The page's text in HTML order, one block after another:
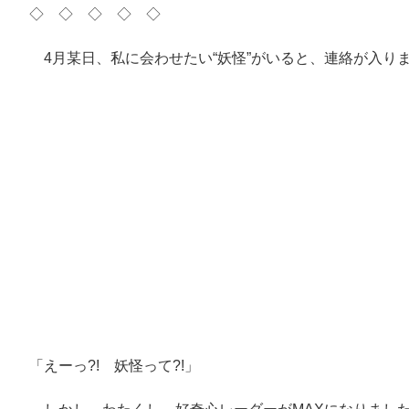
◇ ◇ ◇ ◇ ◇
4月某日、私に会わせたい“妖怪”がいると、連絡が入り
「えーっ?! 妖怪って?!」